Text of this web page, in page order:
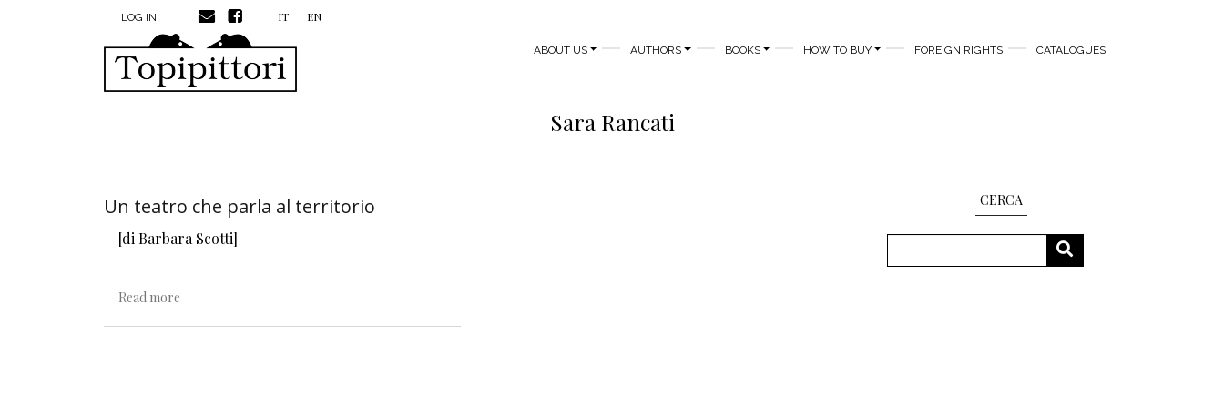
Skip to main contentMENU PROFILO UTENTE
LOG IN IT EN
MAIN NAVIGATION
ABOUT US AUTHORS BOOKS HOW TO BUY FOREIGN RIGHTS CATALOGUES
Sara Rancati
Un teatro che parla al territorio
[di Barbara Scotti]
Read more
CERCA
SEARCH